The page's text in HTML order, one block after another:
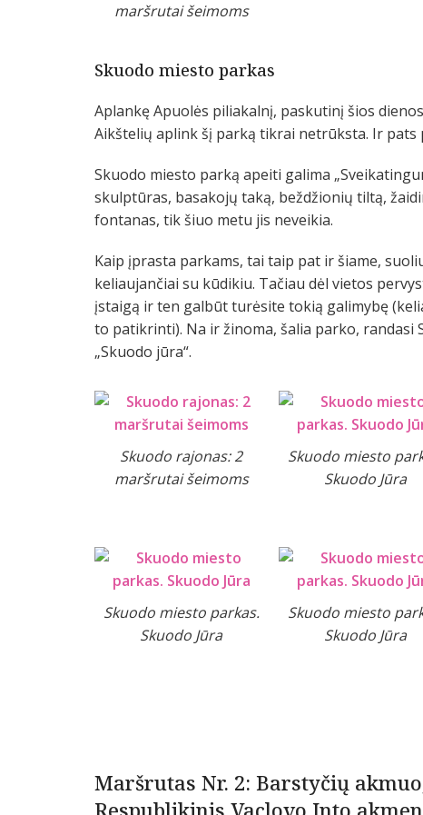
maršrutai šeimoms
Skuodo miesto parkas
Aplankę Apuolės piliakalnį, paskutinį šios
Aikštelių aplink šį parką tikrai netrūksta. Ir
Skuodo miesto parką apeiti galima
skulptūras, basakojų taką, beždžionių tiltą,
fontanas, tik šiuo metu jis neveikia.
Kaip įprasta parkams, tai taip pat ir šiame,
keliaujančiai su kūdikiu. Tačiau dėl vietos
įstaigą ir ten galbūt turėsite tokią galimybę
to patikrinti). Na ir žinoma, šalia parko,
„Skuodo jūra“.
Skuodo rajonas: 2
maršrutai šeimoms
Skuodo miesto
Skuodo Jūra
Skuodo miesto parkas.
Skuodo Jūra
Skuodo miesto
Skuodo Jūra
Maršrutas Nr. 2: Barstyčių
Respublikinis Vaclovo Into